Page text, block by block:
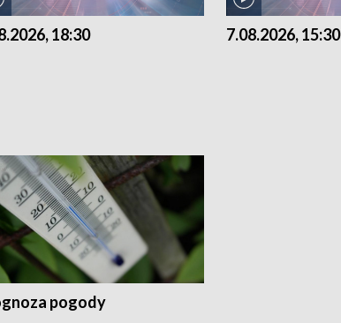
18:30 7.08.2026, 15:30
pogody